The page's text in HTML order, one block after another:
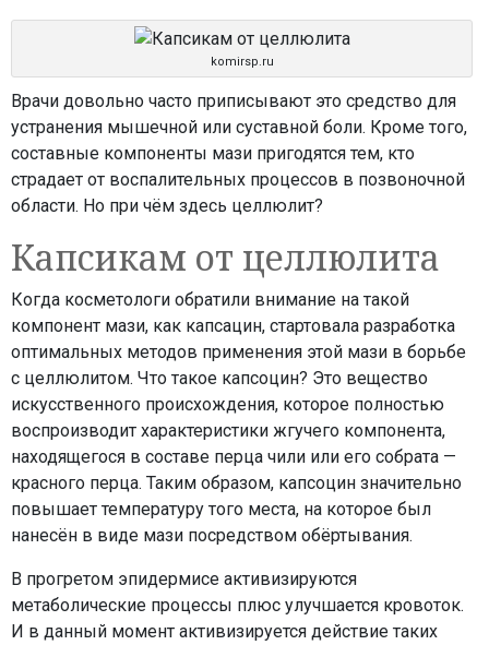
komirsp.ru
Врачи довольно часто приписывают это средство для
устранения мышечной или суставной боли. Кроме того,
составные компоненты мази пригодятся тем, кто
страдает от воспалительных процессов в позвоночной
области. Но при чём здесь целлюлит?
Капсикам от целлюлита
Когда косметологи обратили внимание на такой
компонент мази, как капсацин, стартовала разработка
оптимальных методов применения этой мази в борьбе
с целлюлитом. Что такое капсоцин? Это вещество
искусственного происхождения, которое полностью
воспроизводит характеристики жгучего компонента,
находящегося в составе перца чили или его собрата —
красного перца. Таким образом, капсоцин значительно
повышает температуру того места, на которое был
нанесён в виде мази посредством обёртывания.
В прогретом эпидермисе активизируются
метаболические процессы плюс улучшается кровоток.
И в данный момент активизируется действие таких